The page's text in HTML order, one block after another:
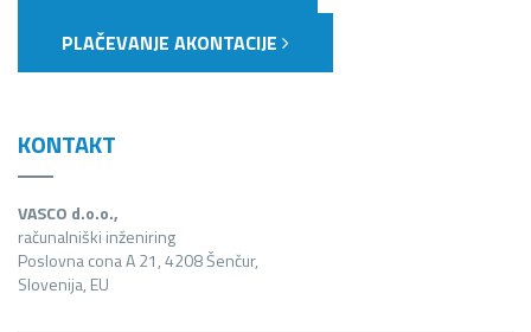
PLAČEVANJE AKONTACIJE
KONTAKT
VASCO d.o.o.,
računalniški inženiring
Poslovna cona A 21, 4208 Šenčur,
Slovenija, EU